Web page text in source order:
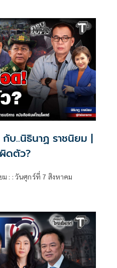
บ..นิธินาฏ ราชนิยม |
ดตัว?
: : วันศุกร์ที่ 7 สิงหาคม